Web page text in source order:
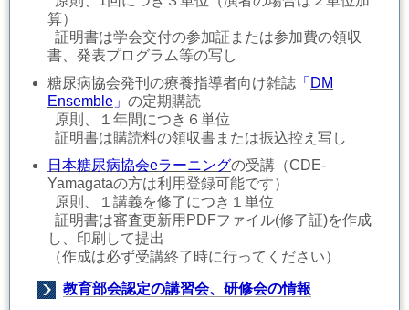
算）
証明書は学会交付の参加証または参加費の領収
書、発表プログラム等の写し
糖尿病協会発刊の療養指導者向け雑誌 「 DM
Ensemble 」 の定期購読
原則、１年間につき６単位
証明書は購読料の領収書または振込控え写し
日本糖尿病協会eラーニングの受講（CDE-
Yamagataの方は利用登録可能です）
原則、１講義を修了につき１単位
証明書は審査更新用PDFファイル(修了証)を作成
し、印刷して提出
（作成は必ず受講終了時に行ってください）
教育部会認定の講習会、研修会の情報